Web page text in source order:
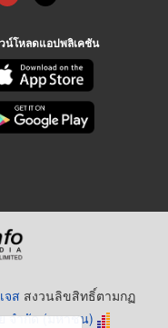
น์โหลดแอปพลิเคชัน
จส สงวนลิขสิทธิ์ตามกฏ
จำกัด (มหาชน)